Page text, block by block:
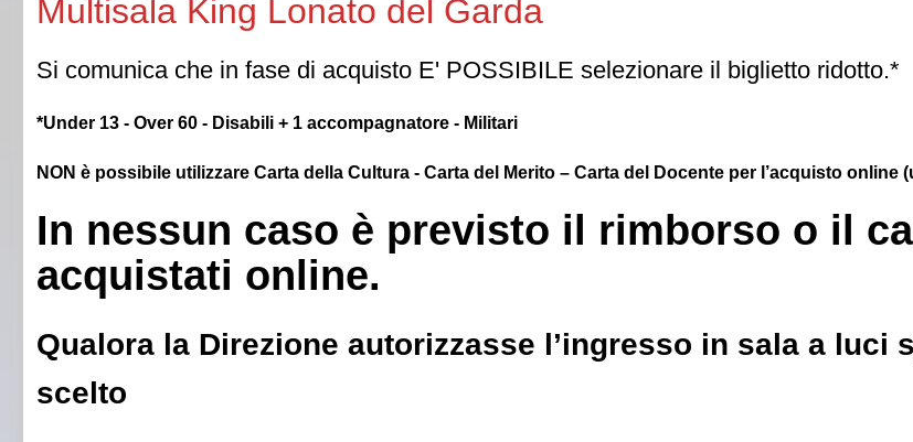
Multisala King Lonato del Garda
Si comunica che in fase di acquisto E' POSSIBILE selezionare il biglietto ridotto.*
*Under 13 - Over 60 - Disabili + 1 accompagnatore - Militari
NON è possibile utilizzare Carta della Cultura - Carta del Merito – Carta del Docente per l’acquisto online
In nessun caso è previsto il rimborso o il
acquistati online.
Qualora la Direzione autorizzasse l’ingresso in sala a luci
scelto